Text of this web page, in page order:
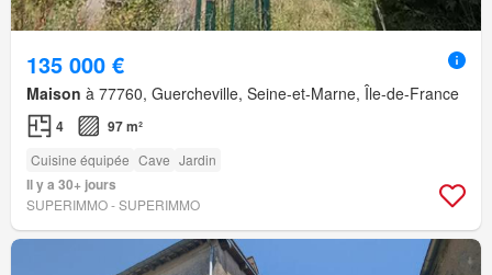
135 000 €
Maison à 77760, Guercheville, Seine-et-Marne, Île-de-France
4 97 m²
Cuisine équipée Cave Jardin
Il y a 30+ jours
SUPERIMMO - SUPERIMMO